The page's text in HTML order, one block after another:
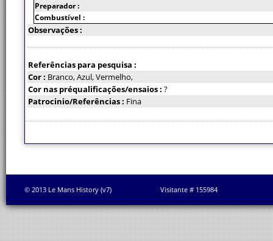
Preparador :
Combustível :
Observações :
Referências para pesquisa :
Cor : Branco, Azul, Vermelho,
Cor nas préqualificações/ensaios : ?
Patrocinio/Referências : Fina
© 2013 Le Mans History (v7) Visitante # 155984